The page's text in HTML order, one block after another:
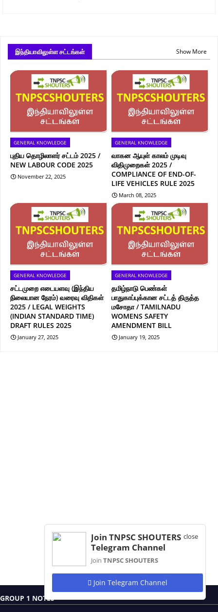
இந்தியாவிலுள்ள சட்டங்கள் Show More
GENERAL KNOWLEDGE
புதிய தொழிலாளர் சட்டம் 2025 /
NEW LABOUR CODE 2025
November 22, 2025
GENERAL KNOWLEDGE
வாகன ஆயுள் காலம் முடிவு
விதிமுறைகள் 2025 /
COMPLIANCE OF END-OF-
LIFE VEHICLES RULE 2025
March 08, 2025
GENERAL KNOWLEDGE
சட்டமுறை எடையளவு (இந்திய
நிலையான நேரம்) வரைவு விதிகள்
2025 / LEGAL WEIGHTS
(INDIAN STANDARD TIME)
DRAFT RULES 2025
January 27, 2025
GENERAL KNOWLEDGE
தமிழ்நாடு பெண்கள்
பாதுகாப்புக்கான சட்டத் திருத்த
மசோதா / TAMILNADU
WOMENS SAFETY
AMENDMENT BILL
January 19, 2025
GROUP 1 NOTES
close
Join TNPSC SHOUTERS
Telegram Channel
Join TNPSC SHOUTERS
Join Telegram Channel